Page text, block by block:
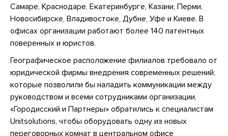
Самаре, Краснодаре, Екатеринбурге, Казани, Перми,
Новосибирске, Владивостоке, Дубне, Уфе и Киеве. В
офисах организации работают более 140 патентных
поверенных и юристов.
Географическое расположение филиалов требовало от
юридической фирмы внедрения современных решений,
которые позволили бы наладить коммуникации между
руководством и всеми сотрудниками организации.
«Городисский и Партнеры» обратились к специалистам
Unitsolutions, чтобы оборудовать одну из новых
переговорных комнат в центральном офисе